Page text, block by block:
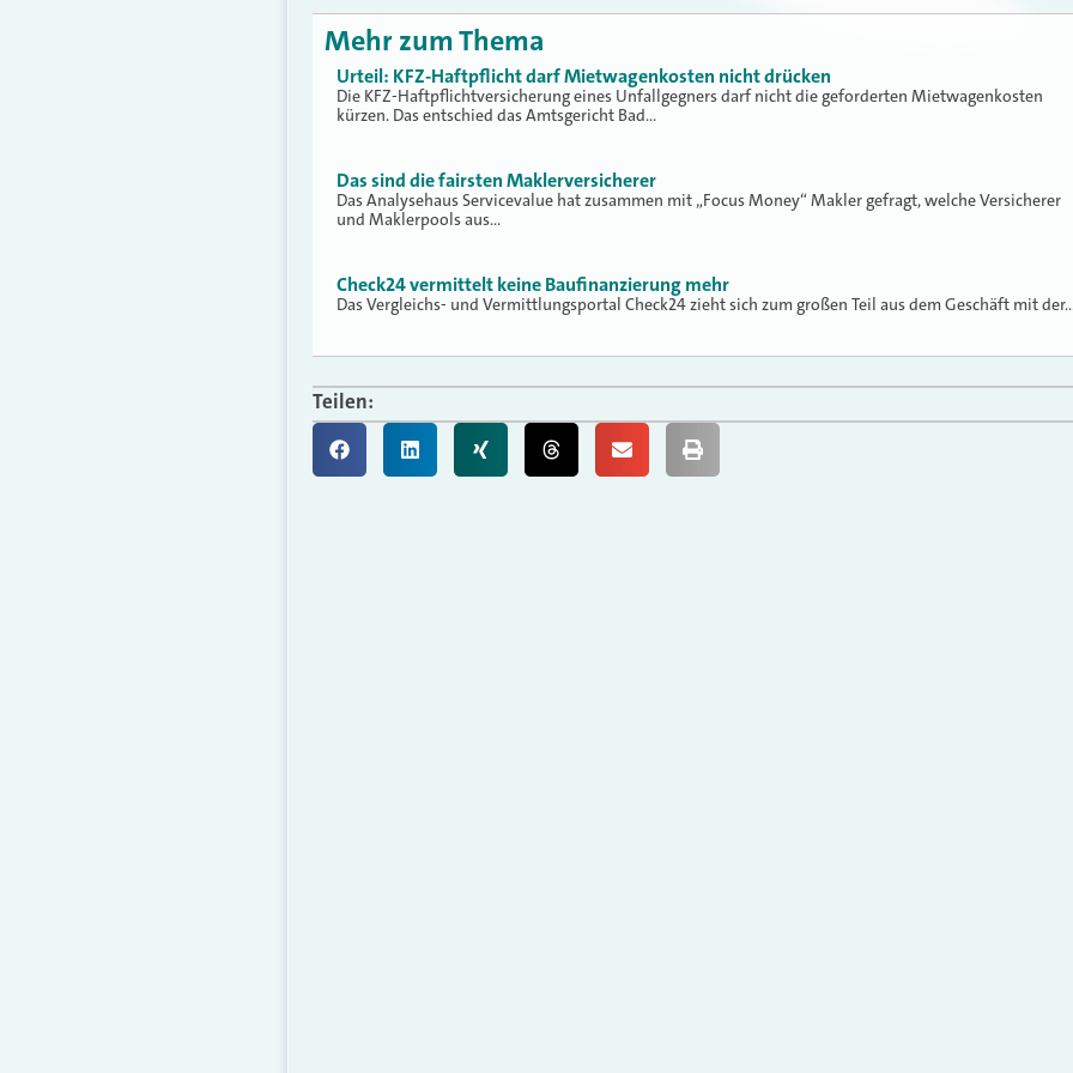
Mehr zum Thema
Urteil: KFZ-Haftpflicht darf Mietwagenkosten nicht drücken
Die KFZ-Haftpflichtversicherung eines Unfallgegners darf nicht die geforderten Mietwagenkosten
kürzen. Das entschied das Amtsgericht Bad…
Das sind die fairsten Maklerversicherer
Das Analysehaus Servicevalue hat zusammen mit „Focus Money“ Makler gefragt, welche Versicherer
und Maklerpools aus…
Check24 vermittelt keine Baufinanzierung mehr
Das Vergleichs- und Vermittlungsportal Check24 zieht sich zum großen Teil aus dem Geschäft mit
Teilen: